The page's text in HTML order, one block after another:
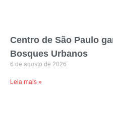
Centro de São Paulo
Bosques Urbanos
6 de agosto de 2026
Leia mais »